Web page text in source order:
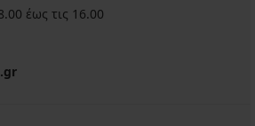
έως τις 16.00